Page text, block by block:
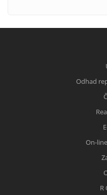
Odhad
On-
R